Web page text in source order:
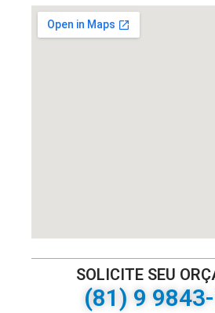
SOLICITE SEU
(81) 9